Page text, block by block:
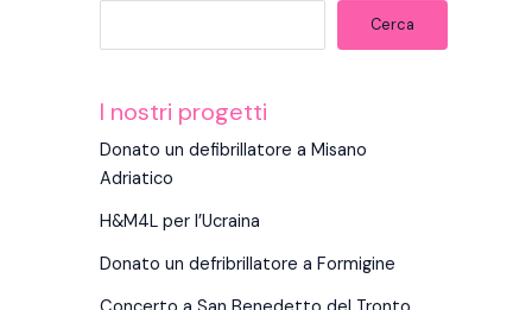
Cerca
I nostri progetti
Donato un defibrillatore a Misano
Adriatico
H&M4L per l’Ucraina
Donato un defribrillatore a Formigine